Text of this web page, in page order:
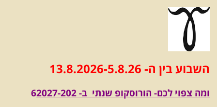
השבוע בין ה- 13.8 .2026-5.8.26
ומה צפוי לכם- הורוסקופ שנתי ב- 2027-202 6